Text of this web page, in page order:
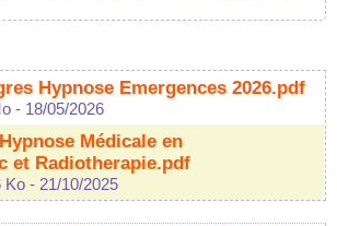
Hypnose Emergences 2026.pdf
- 18/05/2026
Médicale en
et Radiotherapie.pdf
Ko - 21/10/2025